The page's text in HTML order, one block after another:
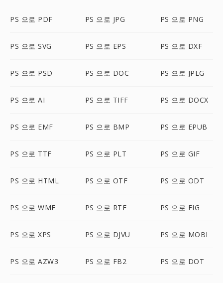
PS 으로 PDF PS 으로 JPG PS 으로 PNG
PS 으로 SVG PS 으로 EPS PS 으로 DXF
PS 으로 PSD PS 으로 DOC PS 으로 JPEG
PS 으로 AI PS 으로 TIFF PS 으로 DOCX
PS 으로 EMF PS 으로 BMP PS 으로 EPUB
PS 으로 TTF PS 으로 PLT PS 으로 GIF
PS 으로 HTML PS 으로 OTF PS 으로 ODT
PS 으로 WMF PS 으로 RTF PS 으로 FIG
PS 으로 XPS PS 으로 DJVU PS 으로 MOBI
PS 으로 AZW3 PS 으로 FB2 PS 으로 DOT